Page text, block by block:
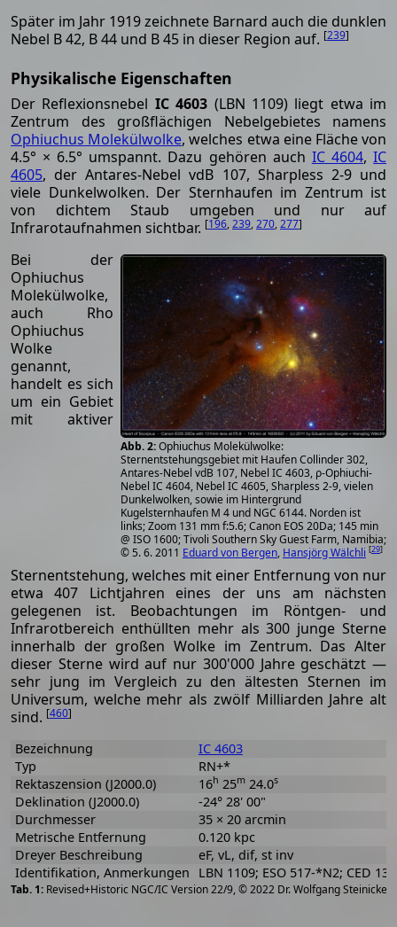
Später im Jahr 1919 zeichnete Barnard auch die dunklen
Nebel B 42, B 44 und B 45 in dieser Region auf. [239]
Physikalische Eigenschaften
Der Reflexionsnebel IC 4603 (LBN 1109) liegt etwa im
Zentrum des großflächigen Nebelgebietes namens
Ophiuchus Molekülwolke, welches etwa eine Fläche von
4.5° × 6.5° umspannt. Dazu gehören auch IC 4604,IC
4605, der Antares-Nebel vdB 107, Sharpless 2-9 und
viele Dunkelwolken. Der Sternhaufen im Zentrum ist
von dichtem Staub umgeben und nur auf
Infrarotaufnahmen sichtbar. [196,239,270,277]
Ophiuchus Molekülwolke:
Sternentstehungsgebiet mit Haufen Collinder 302,
Antares-Nebel vdB 107, Nebel IC 4603, ρ-Ophiuchi-
Nebel IC 4604, Nebel IC 4605, Sharpless 2-9, vielen
Dunkelwolken, sowie im Hintergrund
Kugelsternhaufen M 4 und NGC 6144. Norden ist
links; Zoom 131 mm f:5.6; Canon EOS 20Da; 145 min
@ ISO 1600; Tivoli Southern Sky Guest Farm, Namibia;
© 5. 6. 2011 Eduard von Bergen, Hansjörg Wälchli [29]
Bei der
Ophiuchus
Molekülwolke,
auch Rho
Ophiuchus
Wolke
genannt,
handelt es sich
um ein Gebiet
mit aktiver
Sternentstehung, welches mit einer Entfernung von nur
etwa 407 Lichtjahren eines der uns am nächsten
gelegenen ist. Beobachtungen im Röntgen- und
Infrarotbereich enthüllten mehr als 300 junge Sterne
innerhalb der großen Wolke im Zentrum. Das Alter
dieser Sterne wird auf nur 300'000 Jahre geschätzt —
sehr jung im Vergleich zu den ältesten Sternen im
Universum, welche mehr als zwölf Milliarden Jahre alt
sind. [460]
Revised+Historic NGC/IC Version 22/9, © 2022 Dr. Wolfgang Steinicke
Bezeichnung
IC 4603
Typ
RN+*
Rektaszension (J2000.0)
16h 25m24.0s
Deklination (J2000.0)
-24° 28' 00"
Durchmesser
35 × 20 arcmin
Metrische Entfernung
0.120 kpc
Dreyer Beschreibung
eF, vL, dif, st inv
Identifikation, Anmerkungen
LBN 1109; ESO 517-*N2; CED